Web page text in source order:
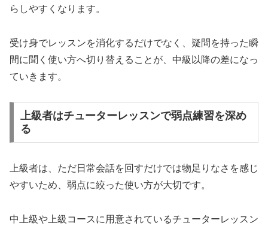
らしやすくなります。
受け身でレッスンを消化するだけでなく、疑問を持った瞬
間に聞く使い方へ切り替えることが、中級以降の差になっ
ていきます。
上級者はチューターレッスンで弱点練習を深め
る
上級者は、ただ日常会話を回すだけでは物足りなさを感じ
やすいため、弱点に絞った使い方が大切です。
中上級や上級コースに用意されているチューターレッスン